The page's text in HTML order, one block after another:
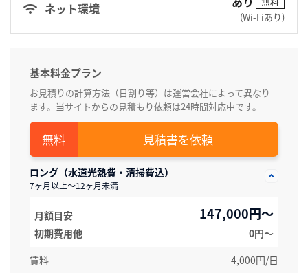
ネット環境
(Wi-Fiあり)
基本料金プラン
お見積りの計算方法（日割り等）は運営会社によって異なり
ます。当サイトからの見積もり依頼は24時間対応中です。
見積書を依頼
ロング（水道光熱費・清掃費込）
7ヶ月以上～12ヶ月未満
月額目安 147,000円～
初期費用他
0円〜
賃料
4,000円/日